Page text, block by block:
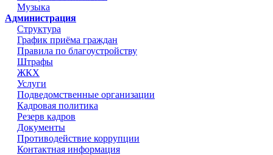
Музыка
Администрация
Структура
График приёма граждан
Правила по благоустройству
Штрафы
ЖКХ
Услуги
Подведомственные организации
Кадровая политика
Резерв кадров
Документы
Противодействие коррупции
Контактная информация